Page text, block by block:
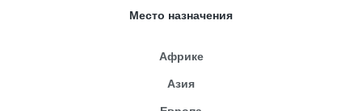
Место назначения
Африке
Азия